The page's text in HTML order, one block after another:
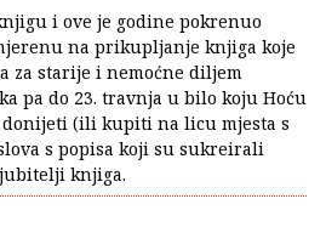
i ove je godine pokrenuo
na prikupljanje knjiga koje
za starije i nemoćne diljem
pa do 23. travnja u bilo koju Hoću
(ili kupiti na licu mjesta s
s popisa koji su sukreirali
knjiga.